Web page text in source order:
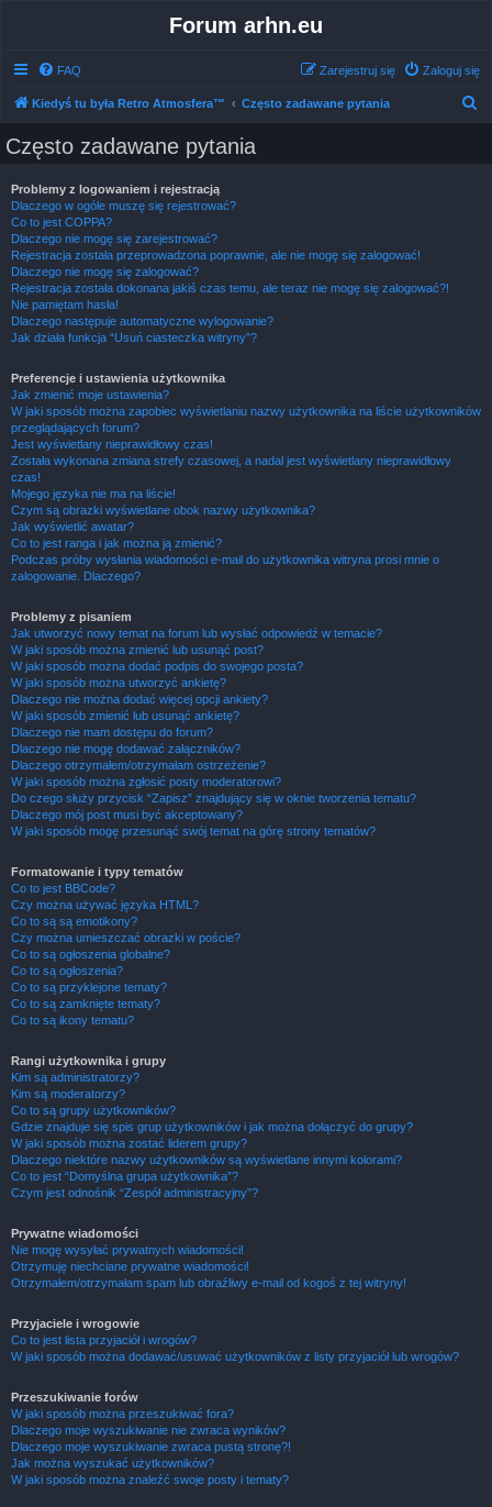
Forum arhn.eu
FAQ Zaloguj się
Zarejestruj się
Kiedyś tu była Retro Atmosfera™ Często zadawane pytania
Często zadawane pytania
Problemy z logowaniem i rejestracją
Dlaczego w ogóle muszę się rejestrować?
Co to jest COPPA?
Dlaczego nie mogę się zarejestrować?
Rejestracja została przeprowadzona poprawnie, ale nie mogę się zalogować!
Dlaczego nie mogę się zalogować?
Rejestracja została dokonana jakiś czas temu, ale teraz nie mogę się zalogować?!
Nie pamiętam hasła!
Dlaczego następuje automatyczne wylogowanie?
Jak działa funkcja “Usuń ciasteczka witryny”?
Preferencje i ustawienia użytkownika
Jak zmienić moje ustawienia?
W jaki sposób można zapobiec wyświetlaniu nazwy użytkownika na liście użytkowników
przeglądających forum?
Jest wyświetlany nieprawidłowy czas!
Została wykonana zmiana strefy czasowej, a nadal jest wyświetlany nieprawidłowy
czas!
Mojego języka nie ma na liście!
Czym są obrazki wyświetlane obok nazwy użytkownika?
Jak wyświetlić awatar?
Co to jest ranga i jak można ją zmienić?
Podczas próby wysłania wiadomości e-mail do użytkownika witryna prosi mnie o
zalogowanie. Dlaczego?
Problemy z pisaniem
Jak utworzyć nowy temat na forum lub wysłać odpowiedź w temacie?
W jaki sposób można zmienić lub usunąć post?
W jaki sposób można dodać podpis do swojego posta?
W jaki sposób można utworzyć ankietę?
Dlaczego nie można dodać więcej opcji ankiety?
W jaki sposób zmienić lub usunąć ankietę?
Dlaczego nie mam dostępu do forum?
Dlaczego nie mogę dodawać załączników?
Dlaczego otrzymałem/otrzymałam ostrzeżenie?
W jaki sposób można zgłosić posty moderatorowi?
Do czego służy przycisk “Zapisz” znajdujący się w oknie tworzenia tematu?
Dlaczego mój post musi być akceptowany?
W jaki sposób mogę przesunąć swój temat na górę strony tematów?
Formatowanie i typy tematów
Co to jest BBCode?
Czy można używać języka HTML?
Co to są są emotikony?
Czy można umieszczać obrazki w poście?
Co to są ogłoszenia globalne?
Co to są ogłoszenia?
Co to są przyklejone tematy?
Co to są zamknięte tematy?
Co to są ikony tematu?
Rangi użytkownika i grupy
Kim są administratorzy?
Kim są moderatorzy?
Co to są grupy użytkowników?
Gdzie znajduje się spis grup użytkowników i jak można dołączyć do grupy?
W jaki sposób można zostać liderem grupy?
Dlaczego niektóre nazwy użytkowników są wyświetlane innymi kolorami?
Co to jest “Domyślna grupa użytkownika”?
Czym jest odnośnik “Zespół administracyjny”?
Prywatne wiadomości
Nie mogę wysyłać prywatnych wiadomości!
Otrzymuję niechciane prywatne wiadomości!
Otrzymałem/otrzymałam spam lub obraźliwy e-mail od kogoś z tej witryny!
Przyjaciele i wrogowie
Co to jest lista przyjaciół i wrogów?
W jaki sposób można dodawać/usuwać użytkowników z listy przyjaciół lub wrogów?
Przeszukiwanie forów
W jaki sposób można przeszukiwać fora?
Dlaczego moje wyszukiwanie nie zwraca wyników?
Dlaczego moje wyszukiwanie zwraca pustą stronę?!
Jak można wyszukać użytkowników?
W jaki sposób można znaleźć swoje posty i tematy?